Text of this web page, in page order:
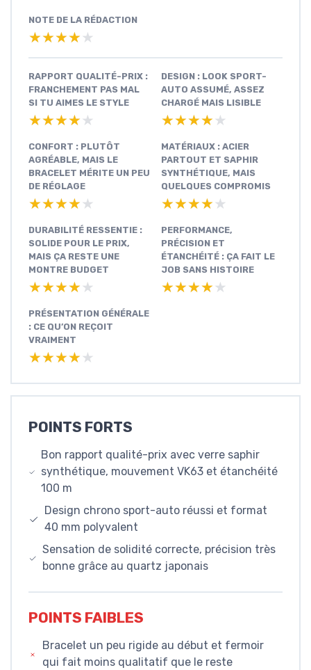
NOTE DE LA RÉDACTION
★★★★★
★★★★★
RAPPORT QUALITÉ-PRIX :
FRANCHEMENT PAS MAL
SI TU AIMES LE STYLE
★★★★★
★★★★★
DESIGN : LOOK SPORT-
AUTO ASSUMÉ, ASSEZ
CHARGÉ MAIS LISIBLE
★★★★★
★★★★★
CONFORT : PLUTÔT
AGRÉABLE, MAIS LE
BRACELET MÉRITE UN PEU
DE RÉGLAGE
★★★★★
★★★★★
MATÉRIAUX : ACIER
PARTOUT ET SAPHIR
SYNTHÉTIQUE, MAIS
QUELQUES COMPROMIS
★★★★★
★★★★★
DURABILITÉ RESSENTIE :
SOLIDE POUR LE PRIX,
MAIS ÇA RESTE UNE
MONTRE BUDGET
★★★★★
★★★★★
PERFORMANCE,
PRÉCISION ET
ÉTANCHÉITÉ : ÇA FAIT LE
JOB SANS HISTOIRE
★★★★★
★★★★★
PRÉSENTATION GÉNÉRALE
: CE QU’ON REÇOIT
VRAIMENT
★★★★★
★★★★★
POINTS FORTS
Bon rapport qualité-prix avec verre saphir
synthétique, mouvement VK63 et étanchéité
100 m
Design chrono sport-auto réussi et format
40 mm polyvalent
Sensation de solidité correcte, précision très
bonne grâce au quartz japonais
POINTS FAIBLES
Bracelet un peu rigide au début et fermoir
qui fait moins qualitatif que le reste